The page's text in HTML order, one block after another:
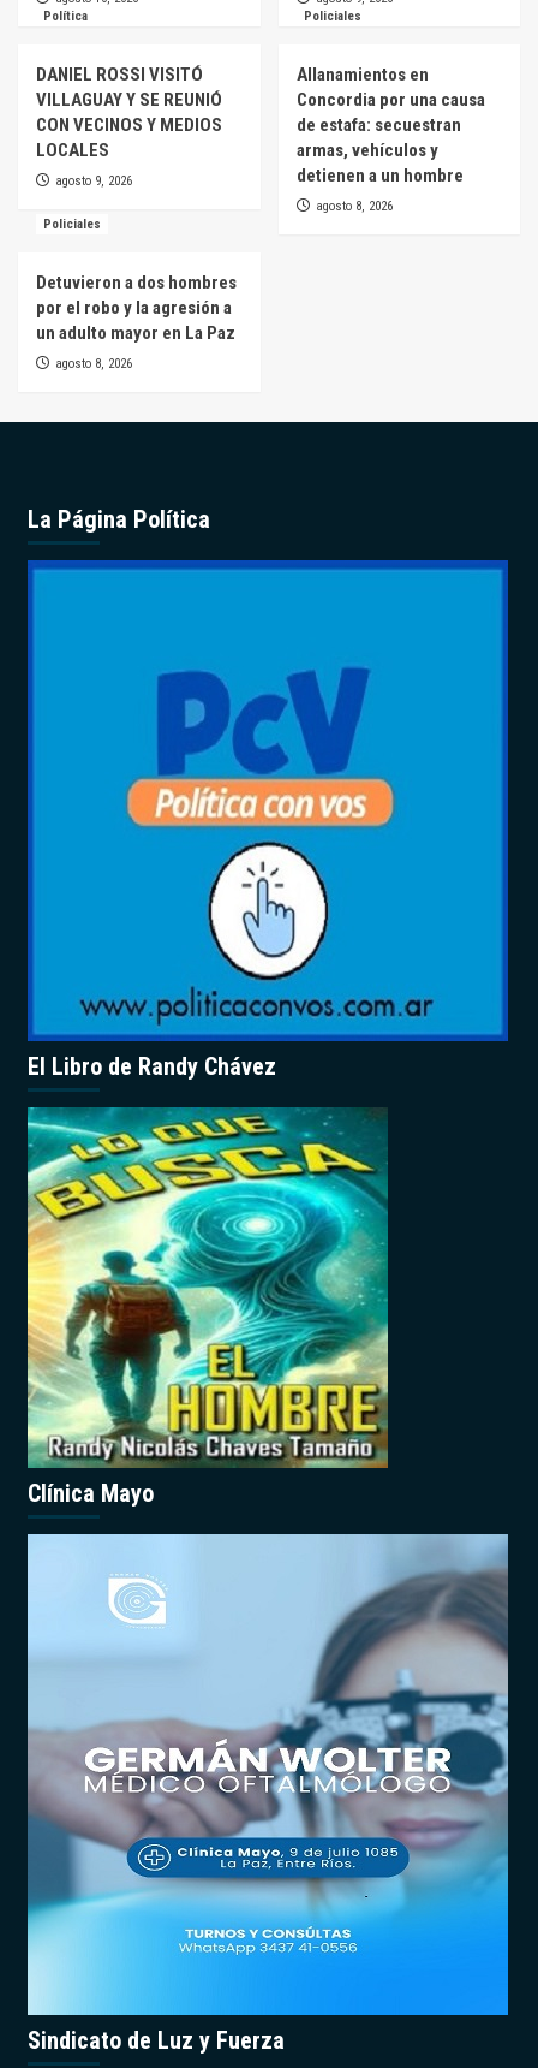
Política
DANIEL ROSSI VISITÓ
VILLAGUAY Y SE REUNIÓ
CON VECINOS Y MEDIOS
LOCALES
agosto 9, 2026
Policiales
Allanamientos en
Concordia por una causa
de estafa: secuestran
armas, vehículos y
detienen a un hombre
agosto 8, 2026
Policiales
Detuvieron a dos hombres
por el robo y la agresión a
un adulto mayor en La Paz
agosto 8, 2026
La Página Política
El Libro de Randy Chávez
Clínica Mayo
Sindicato de Luz y Fuerza